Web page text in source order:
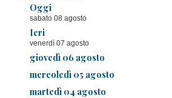
Oggi
sabato 08 agosto
Ieri
venerdì 07 agosto
giovedì 06 agosto
mercoledì 05 agosto
martedì 04 agosto